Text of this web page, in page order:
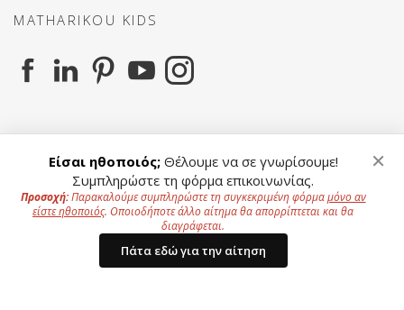
MATHARIKOU KIDS
MATHARIKOU AGENCY
Copyright ©2026 All Rights Reserved - Website by
Είσαι ηθοποιός;Θέλουμε να σε γνωρίσουμε!
Συμπληρώστε τη φόρμα επικοινωνίας.
Προσοχή:Παρακαλούμε συμπληρώστε τη συγκεκριμένη φόρμαμόνο αν
είστε ηθοποιός. Οποιοδήποτε άλλο αίτημα θα απορρίπτεται και θα
διαγράφεται.
Πάτα εδώ για την αίτηση
×
To offer a better experience to our users we use
Cookies.Privacy Policy
Accept